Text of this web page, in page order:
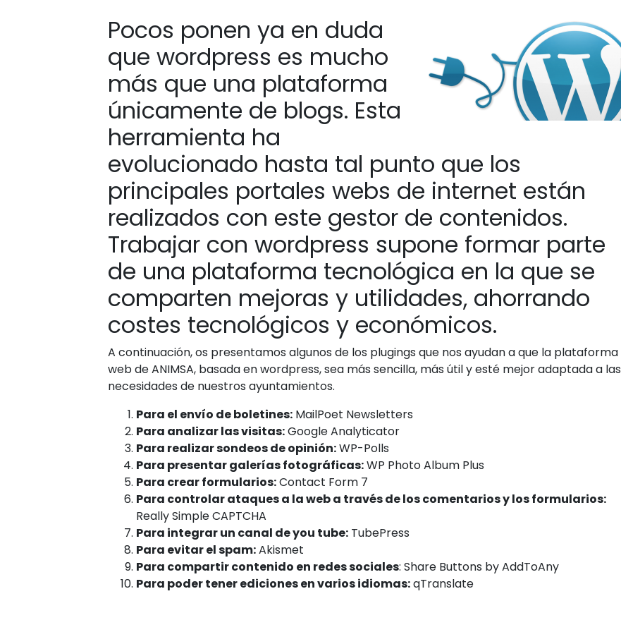
Pocos ponen ya en duda
que wordpress es mucho
más que una plataforma
únicamente de blogs. Esta
herramienta ha
evolucionado hasta tal punto que los
principales portales webs de internet están
realizados con este gestor de contenidos.
Trabajar con wordpress supone formar parte
de una plataforma tecnológica en la que se
comparten mejoras y utilidades, ahorrando
costes tecnológicos y económicos.
A continuación, os presentamos algunos de los plugings que nos ayudan a que la plataforma
web de ANIMSA, basada en wordpress, sea más sencilla, más útil y esté mejor adaptada a las
necesidades de nuestros ayuntamientos.
Para el envío de boletines:MailPoet Newsletters
Para analizar las visitas:Google Analyticator
Para realizar sondeos de opinión:WP-Polls
Para presentar galerías fotográficas:WP Photo Album Plus
Para crear formularios:Contact Form 7
Para controlar ataques a la web a través de los comentarios y los formularios:
Really Simple CAPTCHA
Para integrar un canal de you tube:TubePress
Para evitar el spam:Akismet
Para compartir contenido en redes sociales: Share Buttons by AddToAny
Para poder tener ediciones en varios idiomas:qTranslate